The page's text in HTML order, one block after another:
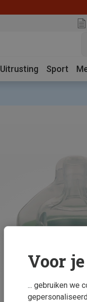
Uitrusting Sport
Voor
... gebruiken we